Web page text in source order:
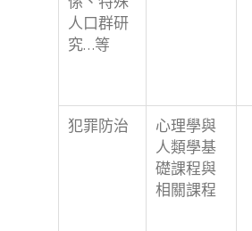
人口群研
究…等
犯罪防治
心理學與
人類學基
礎課程與
相關課程